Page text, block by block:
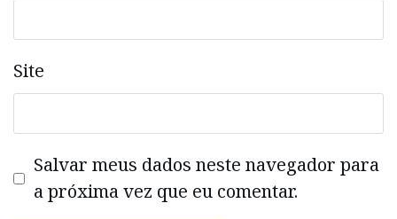
Site
Salvar meus dados neste navegador para
a próxima vez que eu comentar.